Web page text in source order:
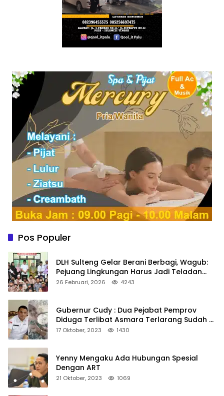
Pos Populer
DLH Sulteng Gelar Berani Berbagi, Wagub:
Pejuang Lingkungan Harus Jadi Teladan
Kepedulian
26 Februari, 2026 4243
Gubernur Cudy : Dua Pejabat Pemprov
Diduga Terlibat Asmara Terlarang Sudah di
Non Job
17 Oktober, 2023 1430
Yenny Mengaku Ada Hubungan Spesial
Dengan ART
21 Oktober, 2023 1069